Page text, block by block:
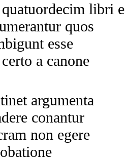
libri e
quos
esse
a canone
argumenta
conantur
non egere